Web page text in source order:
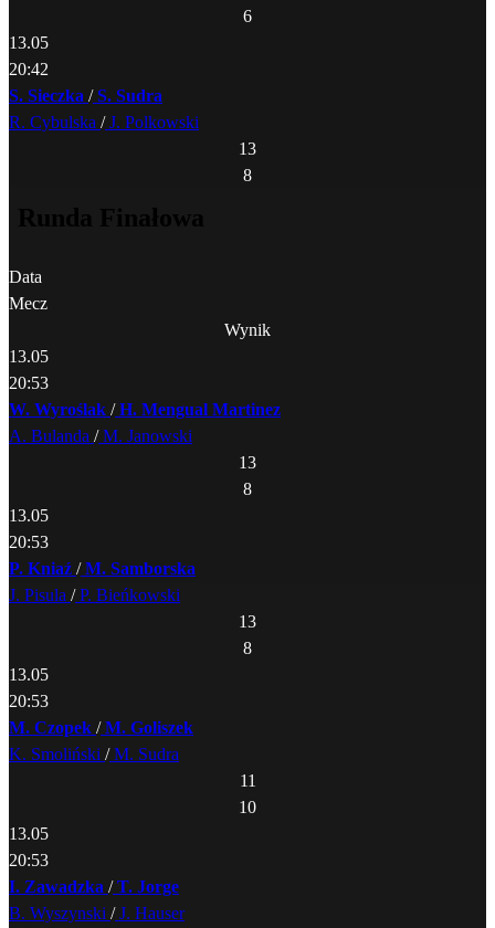
6
13.05
20:42
S. Sieczka /S. Sudra
R. Cybulska /J. Polkowski
13
8
Data
Mecz
Wynik
13.05
20:53
W. Wyroślak /H. Mengual Martinez
A. Bulanda /M. Janowski
13
8
13.05
20:53
P. Kniaź /M. Samborska
J. Pisula /P. Bieńkowski
13
8
13.05
20:53
M. Czopek /M. Goliszek
K. Smoliński /M. Sudra
11
10
13.05
20:53
I. Zawadzka /T. Jorge
B. Wyszynski /J. Hauser